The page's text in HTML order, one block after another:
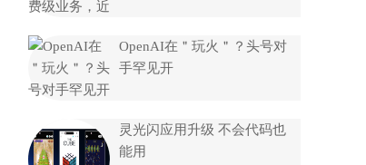
OpenAI在＂玩火＂？头号对
手罕见开
灵光闪应用升级 不会代码也
能用